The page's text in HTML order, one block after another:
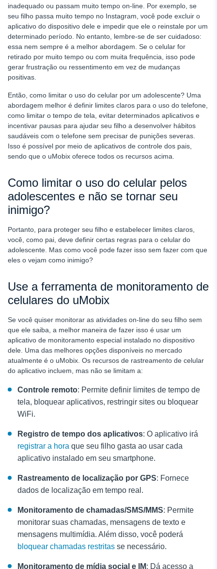
inadequado ou passam muito tempo on-line. Por exemplo, se
seu filho passa muito tempo no Instagram, você pode excluir o
aplicativo do dispositivo dele e impedir que ele o reinstale por um
determinado período. No entanto, lembre-se de ser cuidadoso:
essa nem sempre é a melhor abordagem. Se o celular for
retirado por muito tempo ou com muita frequência, isso pode
gerar frustração ou ressentimento em vez de mudanças
positivas.
Então, como limitar o uso do celular por um adolescente? Uma
abordagem melhor é definir limites claros para o uso do telefone,
como limitar o tempo de tela, evitar determinados aplicativos e
incentivar pausas para ajudar seu filho a desenvolver hábitos
saudáveis com o telefone sem precisar de punições severas.
Isso é possível por meio de aplicativos de controle dos pais,
sendo que o uMobix oferece todos os recursos acima.
Como limitar o uso do celular pelos
adolescentes e não se tornar seu
inimigo?
Portanto, para proteger seu filho e estabelecer limites claros,
você, como pai, deve definir certas regras para o celular do
adolescente. Mas como você pode fazer isso sem fazer com que
eles o vejam como inimigo?
Use a ferramenta de monitoramento de
celulares do uMobix
Se você quiser monitorar as atividades on-line do seu filho sem
que ele saiba, a melhor maneira de fazer isso é usar um
aplicativo de monitoramento especial instalado no dispositivo
dele. Uma das melhores opções disponíveis no mercado
atualmente é o uMobix. Os recursos de rastreamento de celular
do aplicativo incluem, mas não se limitam a:
Controle remoto: Permite definir limites de tempo de
tela, bloquear aplicativos, restringir sites ou bloquear
WiFi.
Registro de tempo dos aplicativos: O aplicativo irá
registrar a hora que seu filho gasta ao usar cada
aplicativo instalado em seu smartphone.
Rastreamento de localização por GPS: Fornece
dados de localização em tempo real.
Monitoramento de chamadas/SMS/MMS: Permite
monitorar suas chamadas, mensagens de texto e
mensagens multimídia. Além disso, você poderá
bloquear chamadas restritas se necessário.
Monitoramento de mídia social e IM: Dá acesso a